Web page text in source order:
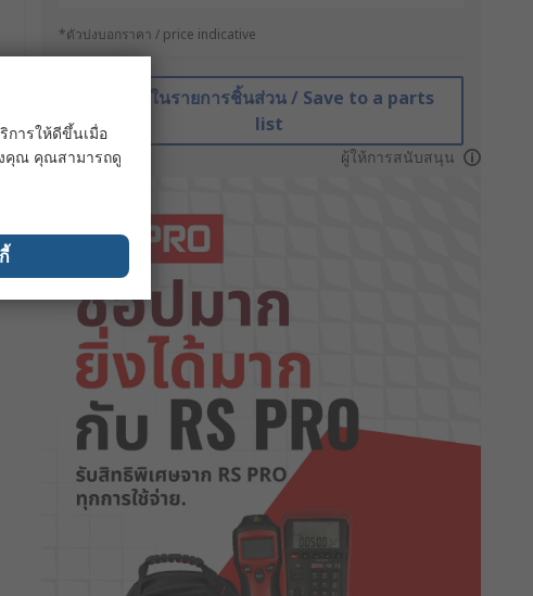
*ตัวบ่งบอกราคา / price indicative
บันทึกในรายการชิ้นส่วน / Save to a parts
list
ผู้ให้การสนับสนุน
การให้ดีขึ้นเมื่อ
คุณ คุณสามารถดู